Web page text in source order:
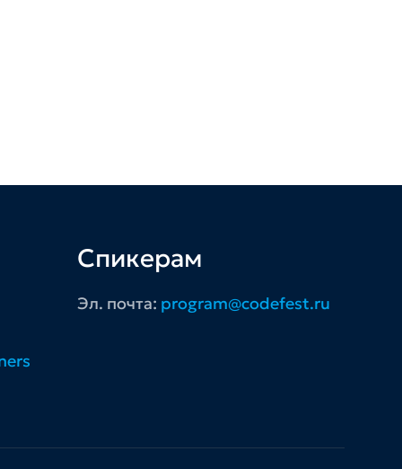
Спикерам
Эл. почта: program@codefest.ru